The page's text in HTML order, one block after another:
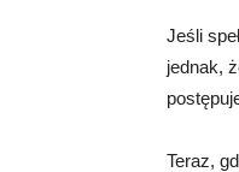
Jeśli
jednak,
Teraz,